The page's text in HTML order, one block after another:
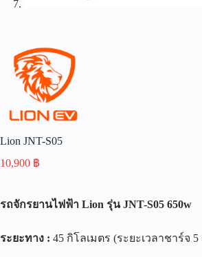
Lion JNT-S05
10,900 ฿
รถจักรยานไฟฟ้า Lion รุ่น JNT-S05 650w
ระยะทาง : 45 กิโลเมตร (ระยะเวลาชาร์จ